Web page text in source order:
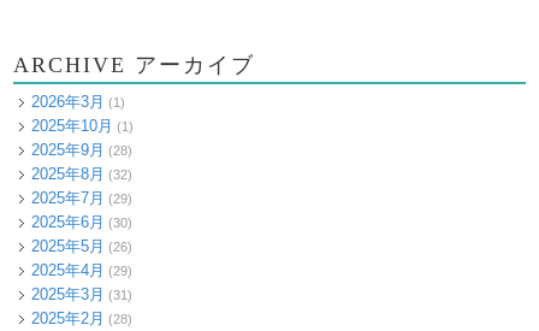
ARCHIVE アーカイブ
2026年3月 (1)
2025年10月 (1)
2025年9月 (28)
2025年8月 (32)
2025年7月 (29)
2025年6月 (30)
2025年5月 (26)
2025年4月 (29)
2025年3月 (31)
2025年2月 (28)